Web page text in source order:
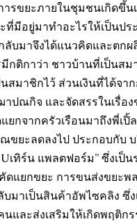
ารขยะภายในชุมชนเกิดขึ้
มีอยู่มาทำอะไรให้เป็นปร
บมาจึงได้แนวคิดและตก
กติกาว่า ชาวบ้านที่เป็นส
มาชิกไว้ ส่วนเงินที่ได้จา
าปณกิจ และจัดสรรในเรื่
กจากครัวเรือนมาถึงพี่เปิ้
ขยะลดลงไป ประกอบกับ
เทิร์น แพลตฟอร์ม” ซึ่งเ
แยกขยะ การขนส่งขยะพ
บมาเป็นสินค้าอัพไซคลิง
และส่งเสริมให้เกิดพฤติก